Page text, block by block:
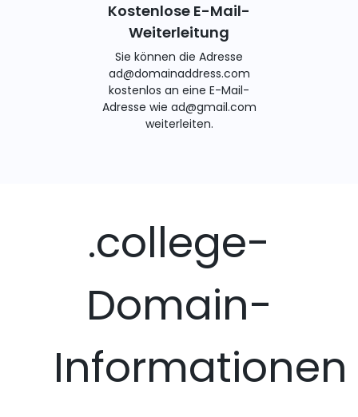
Kostenlose E-Mail-
Weiterleitung
Sie können die Adresse
ad@domainaddress.com
kostenlos an eine E-Mail-
Adresse wie ad@gmail.com
weiterleiten.
.college-
Domain-
Informationen